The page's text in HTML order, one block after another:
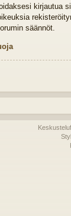
kirjautua
säännöt.